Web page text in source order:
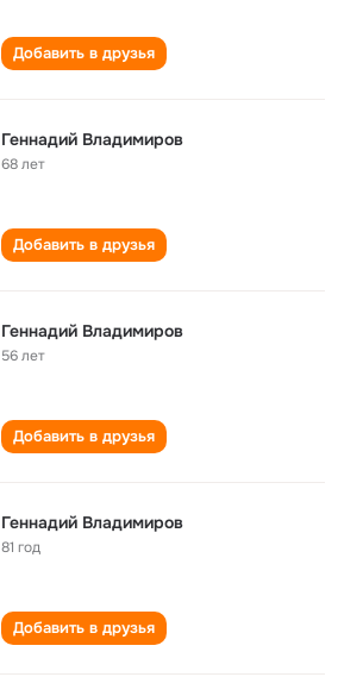
Добавить в друзья
Геннадий Владимиров
68 лет
Добавить в друзья
Геннадий Владимиров
56 лет
Добавить в друзья
Геннадий Владимиров
81 год
Добавить в друзья